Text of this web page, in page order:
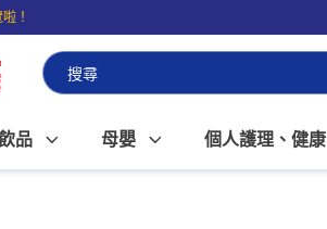
！
即可免費店取。
品 母嬰 個人護理、健康